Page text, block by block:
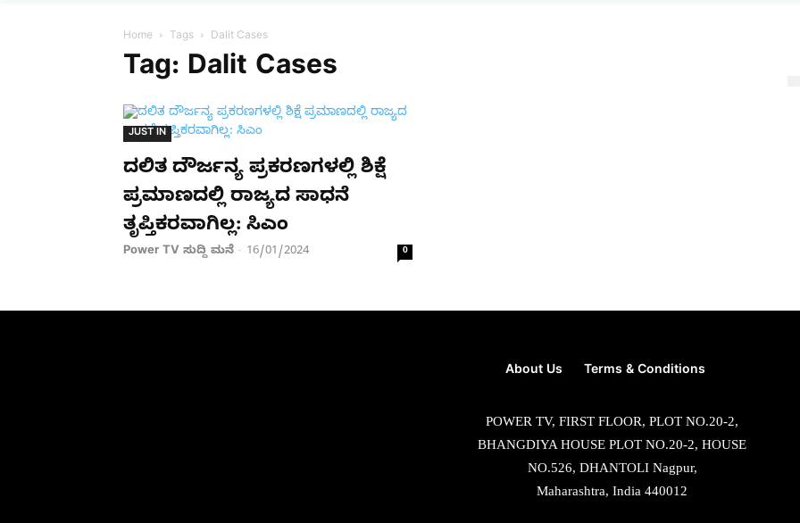
Home Tags Dalit Cases
Tag: Dalit Cases
JUST IN
ದಲಿತ ದೌರ್ಜನ್ಯ ಪ್ರಕರಣಗಳಲ್ಲಿ ಶಿಕ್ಷೆ
ಪ್ರಮಾಣದಲ್ಲಿ ರಾಜ್ಯದ ಸಾಧನೆ
ತೃಪ್ತಿಕರವಾಗಿಲ್ಲ: ಸಿಎಂ
Power TV ಸುದ್ದಿ ಮನೆ - 16/01/2024 0
About Us Terms & Conditions
POWER TV, FIRST FLOOR, PLOT NO.20-2,
BHANGDIYA HOUSE PLOT NO.20-2, HOUSE
NO.526, DHANTOLI Nagpur,
Maharashtra, India 440012